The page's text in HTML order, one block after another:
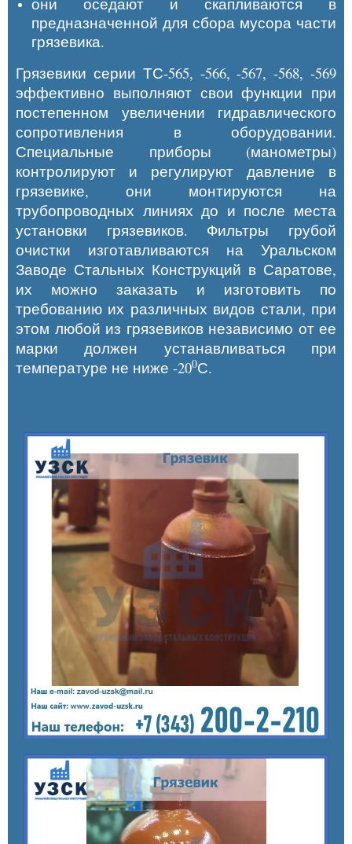
предназначенной для сбора мусора части
грязевика.
Грязевики серии ТС-565, -566, -567, -568, -569
эффективно выполняют свои функции при
постепенном увеличении гидравлического
сопротивления в оборудовании.
Специальные приборы (манометры)
контролируют и регулируют давление в
грязевике, они монтируются на
трубопроводных линиях до и после места
установки грязевиков. Фильтры грубой
очистки изготавливаются на Уральском
Заводе Стальных Конструкций в Саратове,
их можно заказать и изготовить по
требованию их различных видов стали, при
этом любой из грязевиков независимо от ее
марки должен устанавливаться при
температуре не ниже -200С.